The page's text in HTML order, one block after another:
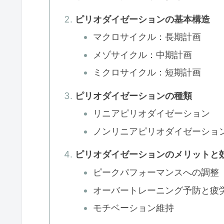
ピリオダイゼーションの基本構造
マクロサイクル：長期計画
メゾサイクル：中期計画
ミクロサイクル：短期計画
ピリオダイゼーションの種類
リニアピリオダイゼーション
ノンリニアピリオダイゼーショ
ピリオダイゼーションのメリットと
ピークパフォーマンスへの調整
オーバートレーニング予防と疲
モチベーション維持